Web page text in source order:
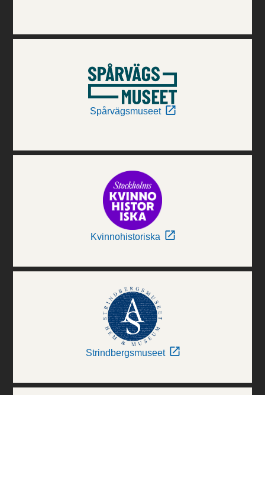
Spårvägsmuseet
Kvinnohistoriska
Strindbergsmuseet